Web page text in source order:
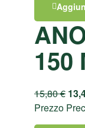
150
15,80€
Prezzo